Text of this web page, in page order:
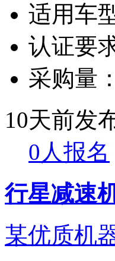
适用车
认证要
采购量：
10天前发
0人报名
行星减速
某优质机